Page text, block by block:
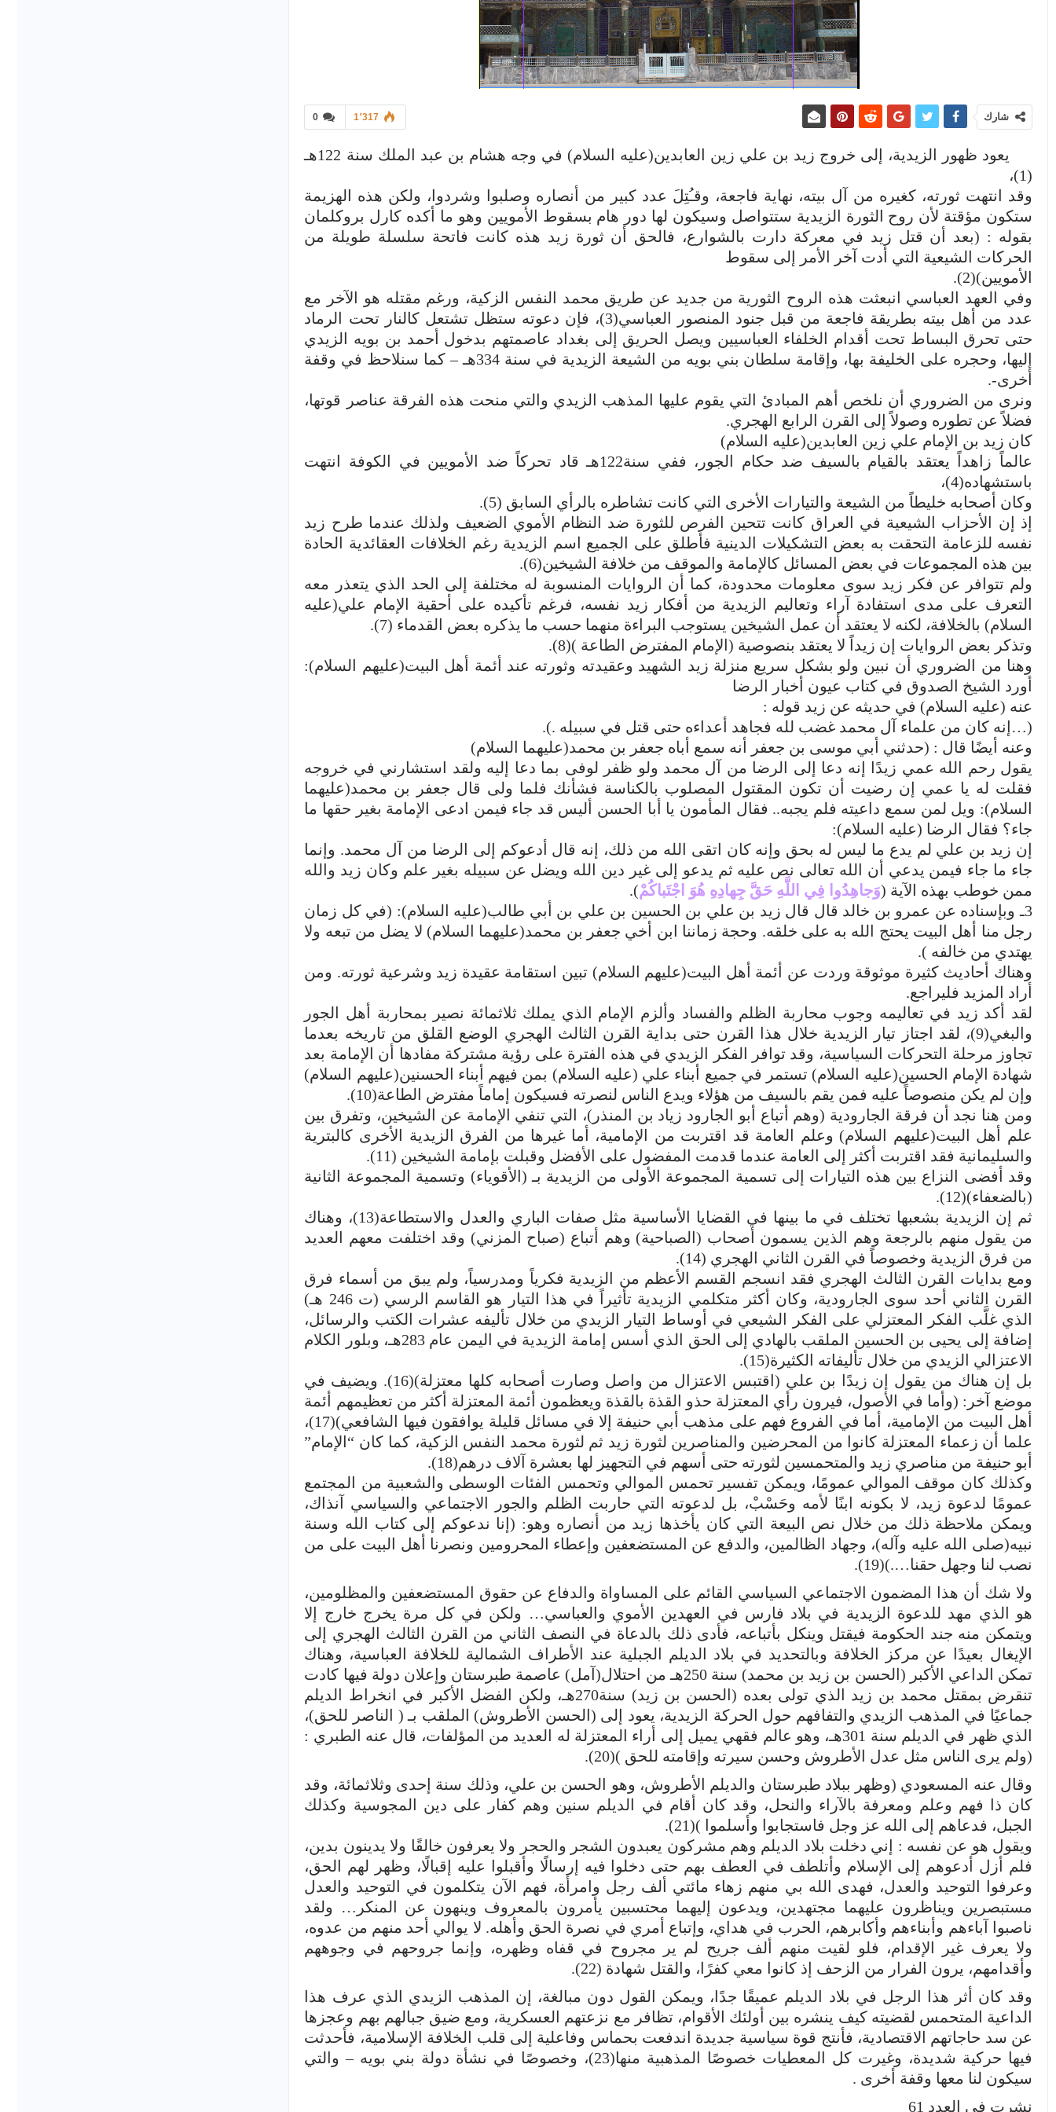
0 1٬317 شارك
يعود ظهور الزيدية، إلى خروج زيد بن علي زين العابدين(عليه السلام) في وجه هشام بن عبد الملك سنة 122هـ
(1)،
وقد انتهت ثورته، كغيره من آل بيته، نهاية فاجعة، وقـُتِلَ عدد كبير من أنصاره وصلبوا وشردوا، ولكن هذه الهزيمة
ستكون مؤقتة لأن روح الثورة الزيدية ستتواصل وسيكون لها دور هام بسقوط الأمويين وهو ما أكده كارل بروكلمان
بقوله : (بعد أن قتل زيد في معركة دارت بالشوارع، فالحق أن ثورة زيد هذه كانت فاتحة سلسلة طويلة من
الحركات الشيعية التي أدت آخر الأمر إلى سقوط
الأمويين)(2).
وفي العهد العباسي انبعثت هذه الروح الثورية من جديد عن طريق محمد النفس الزكية، ورغم مقتله هو الآخر مع
عدد من أهل بيته بطريقة فاجعة من قبل جنود المنصور العباسي(3)، فإن دعوته ستظل تشتعل كالنار تحت الرماد
حتى تحرق البساط تحت أقدام الخلفاء العباسيين ويصل الحريق إلى بغداد عاصمتهم بدخول أحمد بن بويه الزيدي
إليها، وحجره على الخليفة بها، وإقامة سلطان بني بويه من الشيعة الزيدية في سنة 334هـ – كما سنلاحظ في وقفة
أخرى-.
ونرى من الضروري أن نلخص أهم المبادئ التي يقوم عليها المذهب الزيدي والتي منحت هذه الفرقة عناصر قوتها،
فضلاً عن تطوره وصولاً إلى القرن الرابع الهجري.
كان زيد بن الإمام علي زين العابدين(عليه السلام)
عالماً زاهداً يعتقد بالقيام بالسيف ضد حكام الجور، ففي سنة122هـ قاد تحركاً ضد الأمويين في الكوفة انتهت
باستشهاده(4)،
وكان أصحابه خليطاً من الشيعة والتيارات الأخرى التي كانت تشاطره بالرأي السابق (5).
إذ إن الأحزاب الشيعية في العراق كانت تتحين الفرص للثورة ضد النظام الأموي الضعيف ولذلك عندما طرح زيد
نفسه للزعامة التحقت به بعض التشكيلات الدينية فأطلق على الجميع اسم الزيدية رغم الخلافات العقائدية الحادة
بين هذه المجموعات في بعض المسائل كالإمامة والموقف من خلافة الشيخين(6).
ولم تتوافر عن فكر زيد سوى معلومات محدودة، كما أن الروايات المنسوبة له مختلفة إلى الحد الذي يتعذر معه
التعرف على مدى استفادة آراء وتعاليم الزيدية من أفكار زيد نفسه، فرغم تأكيده على أحقية الإمام علي(عليه
السلام) بالخلافة، لكنه لا يعتقد أن عمل الشيخين يستوجب البراءة منهما حسب ما يذكره بعض القدماء (7).
وتذكر بعض الروايات إن زيداً لا يعتقد بنصوصية (الإمام المفترض الطاعة )(8).
وهنا من الضروري أن نبين ولو بشكل سريع منزلة زيد الشهيد وعقيدته وثورته عند أئمة أهل البيت(عليهم السلام):
أورد الشيخ الصدوق في كتاب عيون أخبار الرضا
عنه (عليه السلام) في حديثه عن زيد قوله :
(…إنه كان من علماء آل محمد غضب لله فجاهد أعداءه حتى قتل في سبيله .).
وعنه أيضًا قال : (حدثني أبي موسى بن جعفر أنه سمع أباه جعفر بن محمد(عليهما السلام)
يقول رحم الله عمي زيدًا إنه دعا إلى الرضا من آل محمد ولو ظفر لوفى بما دعا إليه ولقد استشارني في خروجه
فقلت له يا عمي إن رضيت أن تكون المقتول المصلوب بالكناسة فشأنك فلما ولى قال جعفر بن محمد(عليهما
السلام): ويل لمن سمع داعيته فلم يجبه.. فقال المأمون يا أبا الحسن أليس قد جاء فيمن ادعى الإمامة بغير حقها ما
جاء؟ فقال الرضا (عليه السلام):
إن زيد بن علي لم يدع ما ليس له بحق وإنه كان اتقى الله من ذلك، إنه قال أدعوكم إلى الرضا من آل محمد. وإنما
جاء ما جاء فيمن يدعي أن الله تعالى نص عليه ثم يدعو إلى غير دين الله ويضل عن سبيله بغير علم وكان زيد والله
ممن خوطب بهذه الآية (وَجاهِدُوا فِي اللَّهِ حَقَّ جِهادِهِ هُوَ اجْتَباكُمْ).
3ـ وبإسناده عن عمرو بن خالد قال قال زيد بن علي بن الحسين بن علي بن أبي طالب(عليه السلام): (في كل زمان
رجل منا أهل البيت يحتج الله به على خلقه. وحجة زماننا ابن أخي جعفر بن محمد(عليهما السلام) لا يضل من تبعه ولا
يهتدي من خالفه ).
وهناك أحاديث كثيرة موثوقة وردت عن أئمة أهل البيت(عليهم السلام) تبين استقامة عقيدة زيد وشرعية ثورته. ومن
أراد المزيد فليراجع.
لقد أكد زيد في تعاليمه وجوب محاربة الظلم والفساد وألزم الإمام الذي يملك ثلاثمائة نصير بمحاربة أهل الجور
والبغي(9)، لقد اجتاز تيار الزيدية خلال هذا القرن حتى بداية القرن الثالث الهجري الوضع القلق من تاريخه بعدما
تجاوز مرحلة التحركات السياسية، وقد توافر الفكر الزيدي في هذه الفترة على رؤية مشتركة مفادها أن الإمامة بعد
شهادة الإمام الحسين(عليه السلام) تستمر في جميع أبناء علي (عليه السلام) بمن فيهم أبناء الحسنين(عليهم السلام)
وإن لم يكن منصوصاً عليه فمن يقم بالسيف من هؤلاء ويدع الناس لنصرته فسيكون إماماً مفترض الطاعة(10).
ومن هنا نجد أن فرقة الجارودية (وهم أتباع أبو الجارود زياد بن المنذر)، التي تنفي الإمامة عن الشيخين، وتفرق بين
علم أهل البيت(عليهم السلام) وعلم العامة قد اقتربت من الإمامية، أما غيرها من الفرق الزيدية الأخرى كالبترية
والسليمانية فقد اقتربت أكثر إلى العامة عندما قدمت المفضول على الأفضل وقبلت بإمامة الشيخين (11).
وقد أفضى النزاع بين هذه التيارات إلى تسمية المجموعة الأولى من الزيدية بـ (الأقوياء) وتسمية المجموعة الثانية
(بالضعفاء)(12).
ثم إن الزيدية بشعبها تختلف في ما بينها في القضايا الأساسية مثل صفات الباري والعدل والاستطاعة(13)، وهناك
من يقول منهم بالرجعة وهم الذين يسمون أصحاب (الصباحية) وهم أتباع (صباح المزني) وقد اختلفت معهم العديد
من فرق الزيدية وخصوصاً في القرن الثاني الهجري (14).
ومع بدايات القرن الثالث الهجري فقد انسجم القسم الأعظم من الزيدية فكرياً ومدرسياً، ولم يبق من أسماء فرق
القرن الثاني أحد سوى الجارودية، وكان أكثر متكلمي الزيدية تأثيراً في هذا التيار هو القاسم الرسي (ت 246 هـ)
الذي غلَّب الفكر المعتزلي على الفكر الشيعي في أوساط التيار الزيدي من خلال تأليفه عشرات الكتب والرسائل،
إضافة إلى يحيى بن الحسين الملقب بالهادي إلى الحق الذي أسس إمامة الزيدية في اليمن عام 283هـ، وبلور الكلام
الاعتزالي الزيدي من خلال تأليفاته الكثيرة(15).
بل إن هناك من يقول إن زيدًا بن علي (اقتبس الاعتزال من واصل وصارت أصحابه كلها معتزلة)(16). ويضيف في
موضع آخر: (وأما في الأصول، فيرون رأي المعتزلة حذو القذة بالقذة ويعظمون أئمة المعتزلة أكثر من تعظيمهم أئمة
أهل البيت من الإمامية، أما في الفروع فهم على مذهب أبي حنيفة إلا في مسائل قليلة يوافقون فيها الشافعي)(17)،
علما أن زعماء المعتزلة كانوا من المحرضين والمناصرين لثورة زيد ثم لثورة محمد النفس الزكية، كما كان “الإمام”
أبو حنيفة من مناصري زيد والمتحمسين لثورته حتى أسهم في التجهيز لها بعشرة آلاف درهم(18).
وكذلك كان موقف الموالي عمومًا، ويمكن تفسير تحمس الموالي وتحمس الفئات الوسطى والشعبية من المجتمع
عمومًا لدعوة زيد، لا بكونه ابنًا لأمه وحَسْبْ، بل لدعوته التي حاربت الظلم والجور الاجتماعي والسياسي آنذاك،
ويمكن ملاحظة ذلك من خلال نص البيعة التي كان يأخذها زيد من أنصاره وهو: (إنا ندعوكم إلى كتاب الله وسنة
نبيه(صلى الله عليه وآله)، وجهاد الظالمين، والدفع عن المستضعفين وإعطاء المحرومين ونصرنا أهل البيت على من
نصب لنا وجهل حقنا….)(19).
ولا شك أن هذا المضمون الاجتماعي السياسي القائم على المساواة والدفاع عن حقوق المستضعفين والمظلومين،
هو الذي مهد للدعوة الزيدية في بلاد فارس في العهدين الأموي والعباسي… ولكن في كل مرة يخرج خارج إلا
ويتمكن منه جند الحكومة فيقتل وينكل بأتباعه، فأدى ذلك بالدعاة في النصف الثاني من القرن الثالث الهجري إلى
الإيغال بعيدًا عن مركز الخلافة وبالتحديد في بلاد الديلم الجبلية عند الأطراف الشمالية للخلافة العباسية، وهناك
تمكن الداعي الأكبر (الحسن بن زيد بن محمد) سنة 250هـ من احتلال(آمل) عاصمة طبرستان وإعلان دولة فيها كادت
تنقرض بمقتل محمد بن زيد الذي تولى بعده (الحسن بن زيد) سنة270هـ، ولكن الفضل الأكبر في انخراط الديلم
جماعيًا في المذهب الزيدي والتفافهم حول الحركة الزيدية، يعود إلى (الحسن الأطروش) الملقب بـ ( الناصر للحق)،
الذي ظهر في الديلم سنة 301هـ، وهو عالم فقهي يميل إلى أراء المعتزلة له العديد من المؤلفات، قال عنه الطبري :
(ولم يرى الناس مثل عدل الأطروش وحسن سيرته وإقامته للحق )(20).
وقال عنه المسعودي (وظهر ببلاد طبرستان والديلم الأطروش، وهو الحسن بن علي، وذلك سنة إحدى وثلاثمائة، وقد
كان ذا فهم وعلم ومعرفة بالآراء والنحل، وقد كان أقام في الديلم سنين وهم كفار على دين المجوسية وكذلك
الجبل، فدعاهم إلى الله عز وجل فاستجابوا وأسلموا )(21).
ويقول هو عن نفسه : إني دخلت بلاد الديلم وهم مشركون يعبدون الشجر والحجر ولا يعرفون خالقًا ولا يدينون بدين،
فلم أزل أدعوهم إلى الإسلام وأتلطف في العطف بهم حتى دخلوا فيه إرسالًا وأقبلوا عليه إقبالًا، وظهر لهم الحق،
وعرفوا التوحيد والعدل، فهدى الله بي منهم زهاء مائتي ألف رجل وامرأة، فهم الآن يتكلمون في التوحيد والعدل
مستبصرين ويناظرون عليهما مجتهدين، ويدعون إليهما محتسبين يأمرون بالمعروف وينهون عن المنكر… ولقد
ناصبوا آباءهم وأبناءهم وأكابرهم، الحرب في هداي، وإتباع أمري في نصرة الحق وأهله. لا يوالي أحد منهم من عدوه،
ولا يعرف غير الإقدام، فلو لقيت منهم ألف جريح لم ير مجروح في قفاه وظهره، وإنما جروحهم في وجوههم
وأقدامهم، يرون الفرار من الزحف إذ كانوا معي كفرًا، والقتل شهادة (22).
وقد كان أثر هذا الرجل في بلاد الديلم عميقًا جدًا، ويمكن القول دون مبالغة، إن المذهب الزيدي الذي عرف هذا
الداعية المتحمس لقضيته كيف ينشره بين أولئك الأقوام، تظافر مع نزعتهم العسكرية، ومع ضيق جبالهم بهم وعجزها
عن سد حاجاتهم الاقتصادية، فأنتج قوة سياسية جديدة اندفعت بحماس وفاعلية إلى قلب الخلافة الإسلامية، فأحدثت
فيها حركية شديدة، وغيرت كل المعطيات خصوصًا المذهبية منها(23)، وخصوصًا في نشأة دولة بني بويه – والتي
سيكون لنا معها وقفة أخرى .
نشرت في العدد 61